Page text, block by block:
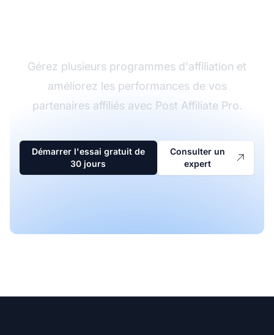
Gérez plusieurs programmes d'affiliation et
améliorez les performances de vos
partenaires affiliés avec Post Affiliate Pro.
Démarrer l'essai gratuit de
30 jours
Consulter un
expert